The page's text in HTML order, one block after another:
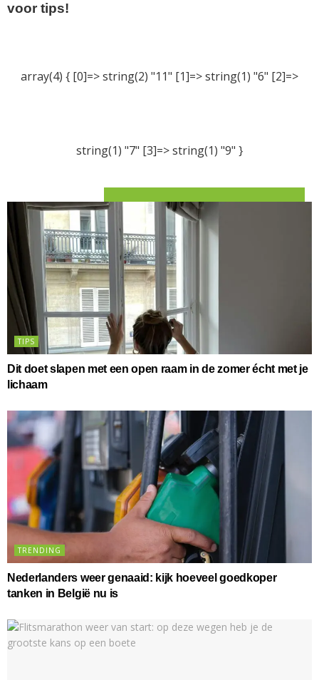
voor tips!
array(4) { [0]=> string(2) "11" [1]=> string(1) "6" [2]=>
string(1) "7" [3]=> string(1) "9" }
TIPS
Dit doet slapen met een open raam in de zomer écht met je
lichaam
TRENDING
Nederlanders weer genaaid: kijk hoeveel goedkoper
tanken in België nu is